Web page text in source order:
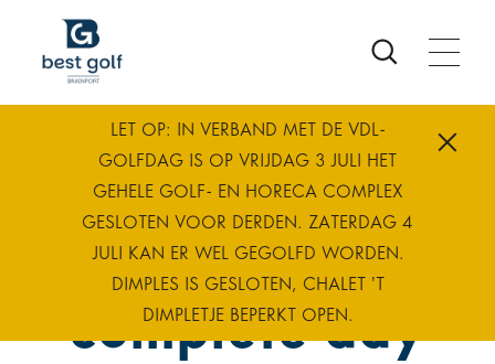
LET OP: IN VERBAND MET DE VDL-
GOLFDAG IS OP VRIJDAG 3 JULI HET
GEHELE GOLF- EN HORECA COMPLEX
GESLOTEN VOOR DERDEN. ZATERDAG 4
JULI KAN ER WEL GEGOLFD WORDEN.
DIMPLES IS GESLOTEN, CHALET 'T
DIMPLETJE BEPERKT OPEN.
The golf
course for a
complete day